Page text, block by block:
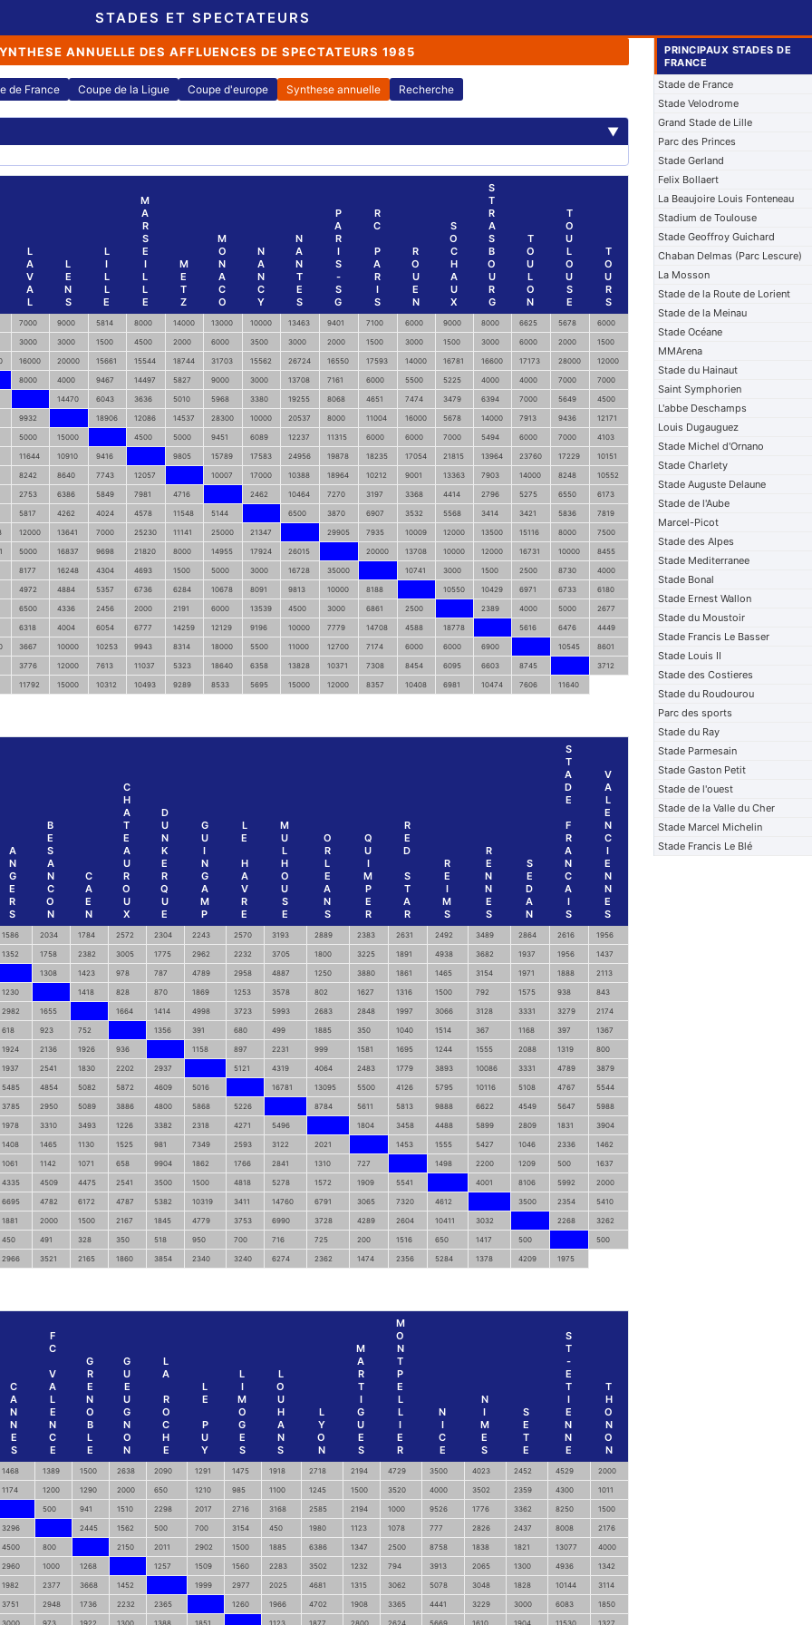
STADES ET SPECTATEURS
ANNUELLE DES AFFLUENCES DE SPECTATEURS 1985
de France Coupe de la Ligue Coupe d'europe Synthese annuelle Recherche
▼
L
A
V
A
L
L
E
N
S
L
I
L
L
E
M
A
R
S
E
I
L
L
E
M
E
T
Z
M
O
N
A
C
O
N
A
N
C
Y
N
A
N
T
E
S
P
A
R
I
S
-
S
G
R
C
P
A
R
I
S
R
O
U
E
N
S
O
C
H
A
U
X
S
T
R
A
S
B
O
U
R
G
T
O
U
L
O
N
T
O
U
L
O
U
S
E
T
O
U
R
S
7000 9000 5814 8000 14000 13000 10000 13463 9401 7100 6000 9000 8000 6625 5678 6000
3000 3000 1500 4500 2000 6000 3500 3000 2000 1500 3000 1500 3000 6000 2000 1500
16000 20000 15661 15544 18744 31703 15562 26724 16550 17593 14000 16781 16600 17173 28000 12000
8000 4000 9467 14497 5827 9000 3000 13708 7161 6000 5500 5225 4000 4000 7000 7000
14470 6043 3636 5010 5968 3380 19255 8068 4651 7474 3479 6394 7000 5649 4500
9932 18906 12086 14537 28300 10000 20537 8000 11004 16000 5678 14000 7913 9436 12171
5000 15000 4500 5000 9451 6089 12237 11315 6000 6000 7000 5494 6000 7000 4103
11644 10910 9416 9805 15789 17583 24956 19878 18235 17054 21815 13964 23760 17229 10151
8242 8640 7743 12057 10007 17000 10388 18964 10212 9001 13363 7903 14000 8248 10552
2753 6386 5849 7981 4716 2462 10464 7270 3197 3368 4414 2796 5275 6550 6173
5817 4262 4024 4578 11548 5144 6500 3870 6907 3532 5568 3414 3421 5836 7819
12000 13641 7000 25230 11141 25000 21347 29905 7935 10009 12000 13500 15116 8000 7500
5000 16837 9698 21820 8000 14955 17924 26015 20000 13708 10000 12000 16731 10000 8455
8177 16248 4304 4693 1500 5000 3000 16728 35000 10741 3000 1500 2500 8730 4000
4972 4884 5357 6736 6284 10678 8091 9813 10000 8188 10550 10429 6971 6733 6180
6500 4336 2456 2000 2191 6000 13539 4500 3000 6861 2500 2389 4000 5000 2677
6318 4004 6054 6777 14259 12129 9196 10000 7779 14708 4588 18778 5616 6476 4449
3667 10000 10253 9943 8314 18000 5500 11000 12700 7174 6000 6000 6900 10545 8601
3776 12000 7613 11037 5323 18640 6358 13828 10371 7308 8454 6095 6603 8745 3712
11792 15000 10312 10493 9289 8533 5695 15000 12000 8357 10408 6981 10474 7606 11640
A
N
G
E
R
S
B
E
S
A
N
C
O
N
C
A
E
N
C
H
A
T
E
A
U
R
O
U
X
D
U
N
K
E
R
Q
U
E
G
U
I
N
G
A
M
P
L
E
H
A
V
R
E
M
U
L
H
O
U
S
E
O
R
L
E
A
N
S
Q
U
I
M
P
E
R
R
E
D
S
T
A
R
R
E
I
M
S
R
E
N
N
E
S
S
E
D
A
N
S
T
A
D
E
F
R
A
N
C
A
I
S
V
A
L
E
N
C
I
E
N
N
E
S
1586 2034 1784 2572 2304 2243 2570 3193 2889 2383 2631 2492 3489 2864 2616 1956
1352 1758 2382 3005 1775 2962 2232 3705 1800 3225 1891 4938 3682 1937 1956 1437
1308 1423 978 787 4789 2958 4887 1250 3880 1861 1465 3154 1971 1888 2113
1230 1418 828 870 1869 1253 3578 802 1627 1316 1500 792 1575 938 843
2982 1655 1664 1414 4998 3723 5993 2683 2848 1997 3066 3128 3331 3279 2174
618 923 752 1356 391 680 499 1885 350 1040 1514 367 1168 397 1367
1924 2136 1926 936 1158 897 2231 999 1581 1695 1244 1555 2088 1319 800
1937 2541 1830 2202 2937 5121 4319 4064 2483 1779 3893 10086 3331 4789 3879
5485 4854 5082 5872 4609 5016 16781 13095 5500 4126 5795 10116 5108 4767 5544
3785 2950 5089 3886 4800 5868 5226 8784 5611 5813 9888 6622 4549 5647 5988
1978 3310 3493 1226 3382 2318 4271 5496 1804 3458 4488 5899 2809 1831 3904
1408 1465 1130 1525 981 7349 2593 3122 2021 1453 1555 5427 1046 2336 1462
1061 1142 1071 658 9904 1862 1766 2841 1310 727 1498 2200 1209 500 1637
4335 4509 4475 2541 3500 1500 4818 5278 1572 1909 5541 4001 8106 5992 2000
6695 4782 6172 4787 5382 10319 3411 14760 6791 3065 7320 4612 3500 2354 5410
1881 2000 1500 2167 1845 4779 3753 6990 3728 4289 2604 10411 3032 2268 3262
450 491 328 350 518 950 700 716 725 200 1516 650 1417 500 500
2966 3521 2165 1860 3854 2340 3240 6274 2362 1474 2356 5284 1378 4209 1975
C
A
N
N
E
S
F
C
V
A
L
E
N
C
E
G
R
E
N
O
B
L
E
G
U
E
U
G
N
O
N
L
A
R
O
C
H
E
L
E
P
U
Y
L
I
M
O
G
E
S
L
O
U
H
A
N
S
L
Y
O
N
M
A
R
T
I
G
U
E
S
M
O
N
T
P
E
L
L
I
E
R
N
I
C
E
N
I
M
E
S
S
E
T
E
S
T
-
E
T
I
E
N
N
E
T
H
O
N
O
N
1468 1389 1500 2638 2090 1291 1475 1918 2718 2194 4729 3500 4023 2452 4529 2000
1174 1200 1290 2000 650 1210 985 1100 1245 1500 3520 4000 3502 2359 4300 1011
500 941 1510 2298 2017 2716 3168 2585 2194 1000 9526 1776 3362 8250 1500
3296 2445 1562 500 700 3154 450 1980 1123 1078 777 2826 2437 8008 2176
4500 800 2150 2011 2902 1500 1885 6386 1347 2500 8758 1838 1821 13077 4000
2960 1000 1268 1257 1509 1560 2283 3502 1232 794 3913 2065 1300 4936 1342
1982 2377 3668 1452 1999 2977 2025 4681 1315 3062 5078 3048 1828 10144 3114
3751 2948 1736 2232 2365 1260 1966 4702 1908 3365 4441 3229 3000 6083 1850
3000 973 1922 1300 1388 1851 1123 1877 2800 2624 5669 1610 1904 11530 1327
PRINCIPAUX STADES DE
FRANCE
Stade de France
Stade Velodrome
Grand Stade de Lille
Parc des Princes
Stade Gerland
Felix Bollaert
La Beaujoire Louis Fonteneau
Stadium de Toulouse
Stade Geoffroy Guichard
Chaban Delmas (Parc Lescure)
La Mosson
Stade de la Route de Lorient
Stade de la Meinau
Stade Océane
MMArena
Stade du Hainaut
Saint Symphorien
L'abbe Deschamps
Louis Dugauguez
Stade Michel d'Ornano
Stade Charlety
Stade Auguste Delaune
Stade de l'Aube
Marcel-Picot
Stade des Alpes
Stade Mediterranee
Stade Bonal
Stade Ernest Wallon
Stade du Moustoir
Stade Francis Le Basser
Stade Louis II
Stade des Costieres
Stade du Roudourou
Parc des sports
Stade du Ray
Stade Parmesain
Stade Gaston Petit
Stade de l'ouest
Stade de la Valle du Cher
Stade Marcel Michelin
Stade Francis Le Blé